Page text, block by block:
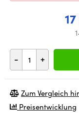
- +
Zum Vergleich
Preisentwicklung